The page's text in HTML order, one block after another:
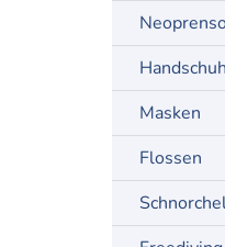
Masken
Flossen